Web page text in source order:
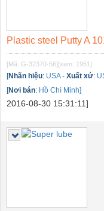
Plastic steel Putty A
[Mã: G-32370-56][xem: 1951]
[Nhãn hiệu: USA- Xuất xứ:
[Nơi bán: Hồ Chí Minh]
2016-08-30 15:31:11]